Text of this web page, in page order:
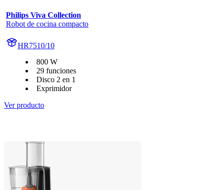
Philips Viva Collection
Robot de cocina compacto
HR7510/10
800 W
29 funciones
Disco 2 en 1
Exprimidor
Ver producto